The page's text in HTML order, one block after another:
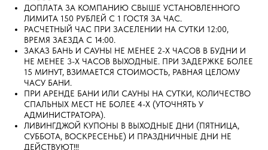
ДОПЛАТА ЗА КОМПАНИЮ СВЫШЕ УСТАНОВЛЕННОГО
ЛИМИТА 150 РУБЛЕЙ С 1 ГОСТЯ ЗА ЧАС.
РАСЧЕТНЫЙ ЧАС ПРИ ЗАСЕЛЕНИИ НА СУТКИ 12:00,
ВРЕМЯ ЗАЕЗДА С 14:00.
ЗАКАЗ БАНЬ И САУНЫ НЕ МЕНЕЕ 2-Х ЧАСОВ В БУДНИ И
НЕ МЕНЕЕ 3-Х ЧАСОВ ВЫХОДНЫЕ. ПРИ ЗАДЕРЖКЕ БОЛЕЕ
15 МИНУТ, ВЗИМАЕТСЯ СТОИМОСТЬ, РАВНАЯ ЦЕЛОМУ
ЧАСУ БАНИ.
ПРИ АРЕНДЕ БАНИ ИЛИ САУНЫ НА СУТКИ, КОЛИЧЕСТВО
СПАЛЬНЫХ МЕСТ НЕ БОЛЕЕ 4-Х (УТОЧНЯТЬ У
АДМИНИСТРАТОРА).
ЛИВИНГДЖОЙ КУПОНЫ В ВЫХОДНЫЕ ДНИ (ПЯТНИЦА,
СУББОТА, ВОСКРЕСЕНЬЕ) И ПРАЗДНИЧНЫЕ ДНИ НЕ
ДЕЙСТВУЮТ!!!